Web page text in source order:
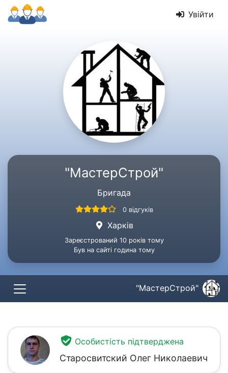
Увійти
"МастерСтрой"
Бригада
0 відгуків
Харків
Зареєстрований 10 років тому
Був на сайті година тому
"МастерСтрой"
Особистість підтверджена
Старосвитский Олег Николаевич